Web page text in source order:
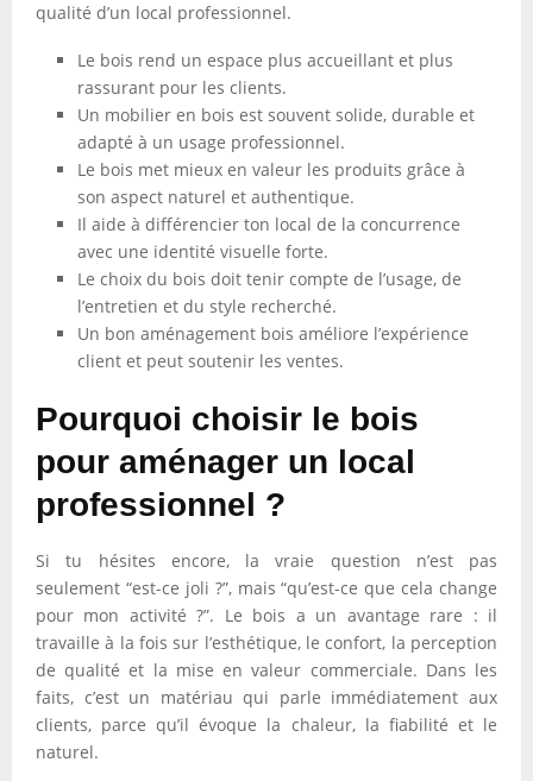
qualité d’un local professionnel.
Le bois rend un espace plus accueillant et plus
rassurant pour les clients.
Un mobilier en bois est souvent solide, durable et
adapté à un usage professionnel.
Le bois met mieux en valeur les produits grâce à
son aspect naturel et authentique.
Il aide à différencier ton local de la concurrence
avec une identité visuelle forte.
Le choix du bois doit tenir compte de l’usage, de
l’entretien et du style recherché.
Un bon aménagement bois améliore l’expérience
client et peut soutenir les ventes.
Pourquoi choisir le bois
pour aménager un local
professionnel ?
Si tu hésites encore, la vraie question n’est pas
seulement “est-ce joli ?”, mais “qu’est-ce que cela change
pour mon activité ?”. Le bois a un avantage rare : il
travaille à la fois sur l’esthétique, le confort, la perception
de qualité et la mise en valeur commerciale. Dans les
faits, c’est un matériau qui parle immédiatement aux
clients, parce qu’il évoque la chaleur, la fiabilité et le
naturel.